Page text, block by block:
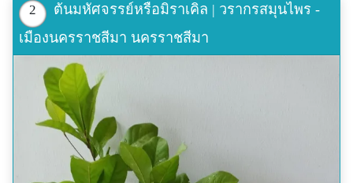
2
ต้นมหัศจรรย์หรือมิราเคิล | วรากรสมุนไพร -
เมืองนครราชสีมา นครราชสีมา